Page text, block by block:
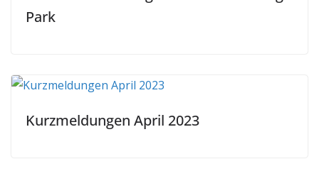
Park
Kurzmeldungen April 2023